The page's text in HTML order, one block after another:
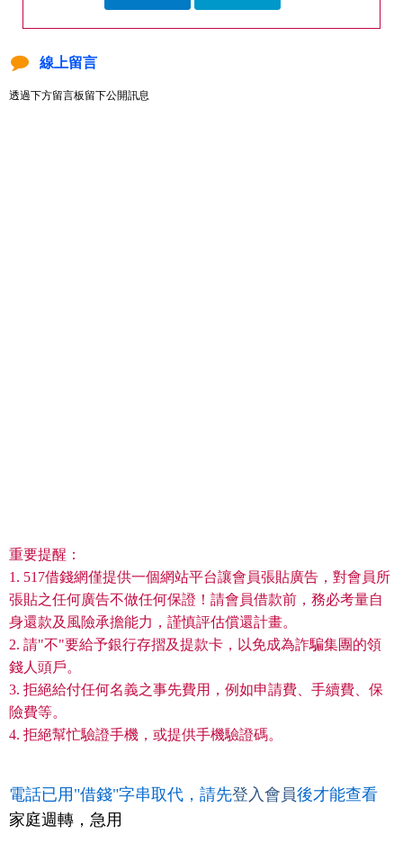
線上留言
透過下方留言板留下公開訊息
重要提醒：
1. 517借錢網僅提供一個網站平台讓會員張貼廣告，對會員所
張貼之任何廣告不做任何保證！請會員借款前，務必考量自
身還款及風險承擔能力，謹慎評估償還計畫。
2. 請"不"要給予銀行存摺及提款卡，以免成為詐騙集團的領
錢人頭戶。
3. 拒絕給付任何名義之事先費用，例如申請費、手續費、保
險費等。
4. 拒絕幫忙驗證手機，或提供手機驗證碼。
電話已用"借錢"字串取代，請先登入會員後才能查看
家庭週轉，急用